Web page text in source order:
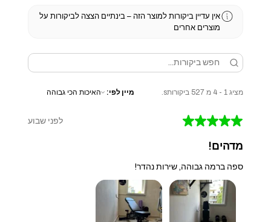
אין עדיין ביקורות למוצר הזה – בינתיים הצצה לביקורות על
מוצרים אחרים
מציג 1 - 4 מ 527 ביקורותs. מיין לפי:
★
★
★
★
★ לפני שבוע
מדהים!
ספה ברמה גבוהה, שירות נהדר!